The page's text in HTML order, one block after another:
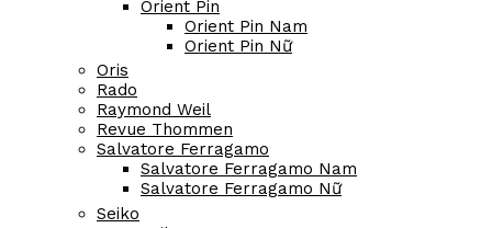
Ogival
Olym Pianus
Olym Pianus Cơ
Omega
Orient
ORIENT STAR
Orient Cơ
Orient Cơ Nam
Orient Cơ Nữ